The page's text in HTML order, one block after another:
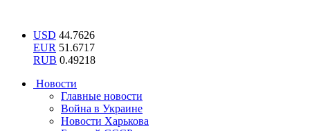
USD 44.7626
EUR 51.6717
RUB 0.49218
Новости
Главные новости
Война в Украине
Новости Харькова